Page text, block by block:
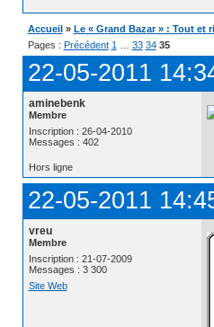
Accueil » Le « Grand Bazar » : Tout et
Pages : Précédent 1 33 34 35
22-05-2011
aminebenk
Membre
Inscription : 26-04-2010
Messages : 402
Hors ligne
22-05-2011
vreu
Membre
Inscription : 21-07-2009
Messages : 3 300
Site Web